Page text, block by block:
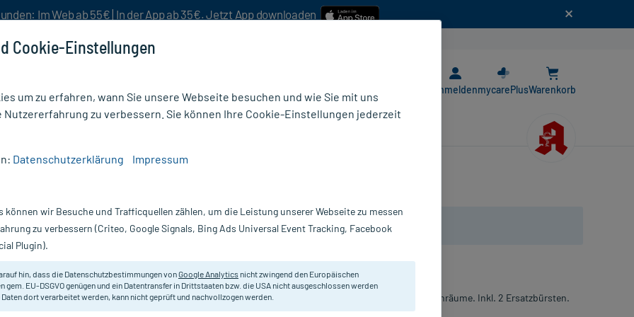
Im Web ab 55€ | In der App ab 35€. Jetzt App downloaden
AnmeldenmycarePlusWarenkorb
Nur für kurze Zeit:Gratis-Versand* ab 19€ Mindestbestellwert!
Set, 1 St GUM
Doppelendiger Kunststoffhalter zur Reinigung der Zahnzwischenräume. Inkl. 2 Ersatzbürsten.
Cookie-Einstellungen
um zu erfahren, wann Sie unsere Webseite besuchen und wie Sie mit uns
Nutzererfahrung zu verbessern. Sie können Ihre Cookie-Einstellungen jederzeit
Datenschutzerklärung Impressum
können wir Besuche und Trafficquellen zählen, um die Leistung unserer Webseite zu messen
zu verbessern (Criteo, Google Signals, Bing Ads Universal Event Tracking, Facebook
Plugin).
hin, dass die Datenschutzbestimmungen vonGoogle Analytics nicht zwingend den Europäischen
gem. EU-DSGVO genügen und ein Datentransfer in Drittstaaten bzw. die USA nicht ausgeschlossen werden
Daten dort verarbeitet werden, kann nicht geprüft und nachvollzogen werden.